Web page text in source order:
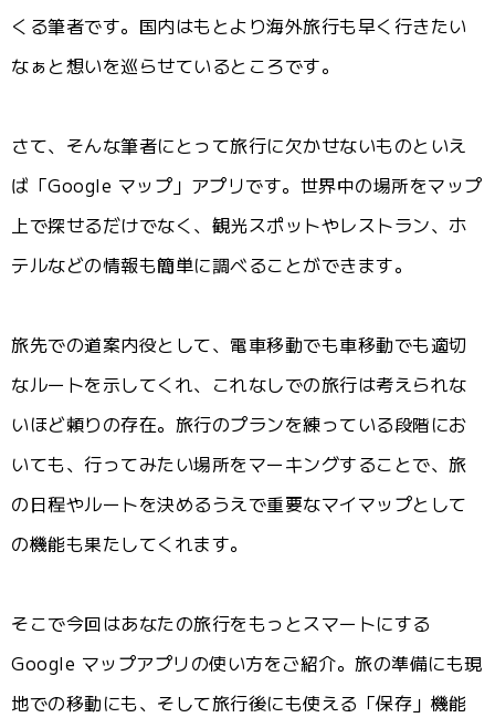
くる筆者です。国内はもとより海外旅行も早く行きたい
なぁと想いを巡らせているところです。
さて、そんな筆者にとって旅行に欠かせないものといえ
ば「Google マップ」アプリです。世界中の場所をマップ
上で探せるだけでなく、観光スポットやレストラン、ホ
テルなどの情報も簡単に調べることができます。
旅先での道案内役として、電車移動でも車移動でも適切
なルートを示してくれ、これなしでの旅行は考えられな
いほど頼りの存在。旅行のプランを練っている段階にお
いても、行ってみたい場所をマーキングすることで、旅
の日程やルートを決めるうえで重要なマイマップとして
の機能も果たしてくれます。
そこで今回はあなたの旅行をもっとスマートにする
Google マップアプリの使い方をご紹介。旅の準備にも現
地での移動にも、そして旅行後にも使える「保存」機能